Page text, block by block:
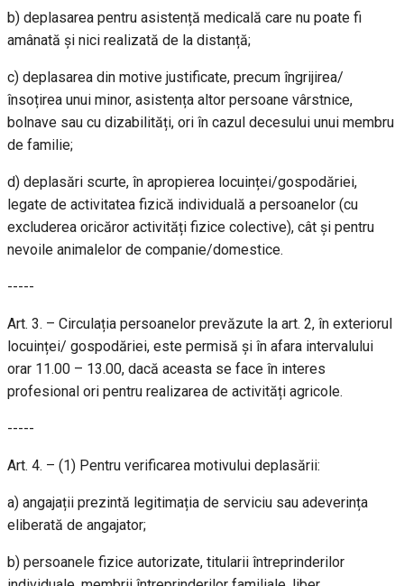
b) deplasarea pentru asistență medicală care nu poate fi
amânată și nici realizată de la distanță;
c) deplasarea din motive justificate, precum îngrijirea/
însoțirea unui minor, asistența altor persoane vârstnice,
bolnave sau cu dizabilități, ori în cazul decesului unui membru
de familie;
d) deplasări scurte, în apropierea locuinței/gospodăriei,
legate de activitatea fizică individuală a persoanelor (cu
excluderea oricăror activități fizice colective), cât și pentru
nevoile animalelor de companie/domestice.
-----
Art. 3. – Circulația persoanelor prevăzute la art. 2, în exteriorul
locuinței/ gospodăriei, este permisă și în afara intervalului
orar 11.00 – 13.00, dacă aceasta se face în interes
profesional ori pentru realizarea de activități agricole.
-----
Art. 4. – (1) Pentru verificarea motivului deplasării:
a) angajații prezintă legitimația de serviciu sau adeverința
eliberată de angajator;
b) persoanele fizice autorizate, titularii întreprinderilor